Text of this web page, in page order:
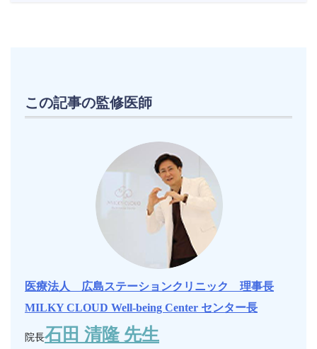
この記事の監修医師
医療法人 広島ステーションクリニック 理事長
MILKY CLOUD Well-being Center センター長
院長石田 清隆 先生